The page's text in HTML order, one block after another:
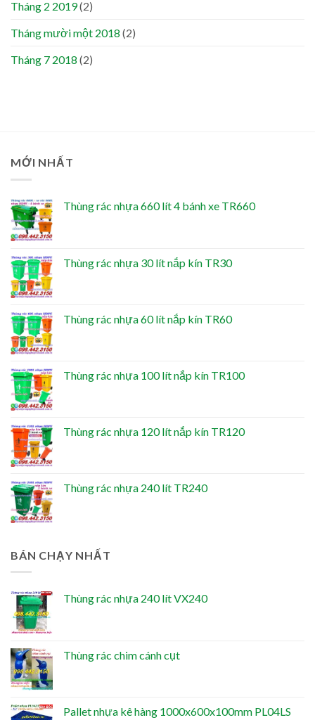
Tháng 2 2019(2)
Tháng mười một 2018 (2)
Tháng 7 2018 (2)
MỚI NHẤT
Thùng rác nhựa 660 lít 4 bánh xe TR660
Thùng rác nhựa 30 lít nắp kín TR30
Thùng rác nhựa 60 lít nắp kín TR60
Thùng rác nhựa 100 lít nắp kín TR100
Thùng rác nhựa 120 lít nắp kín TR120
Thùng rác nhựa 240 lít TR240
BÁN CHẠY NHẤT
Thùng rác nhựa 240 lít VX240
Thùng rác chim cánh cụt
Pallet nhựa kê hàng 1000x600x100mm PL04LS